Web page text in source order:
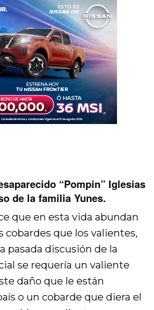
“Pompin” Iglesias
de la familia Yunes.
que en esta vida abundan
cobardes que los valientes,
pasada discusión de la
se requería un valiente
daño que le están
o un cobarde que diera el